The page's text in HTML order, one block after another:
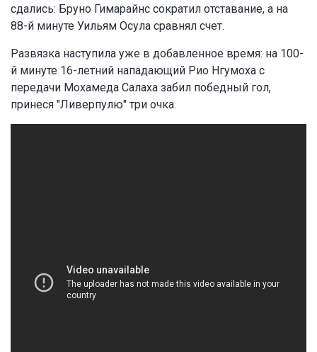
сдались: Бруно Гимарайнс сократил отставание, а на
88-й минуте Уильям Осула сравнял счет.
Развязка наступила уже в добавленное время: на 100-
й минуте 16-летний нападающий Рио Нгумоха с
передачи Мохамеда Салаха забил победный гол,
принеся "Ливерпулю" три очка.